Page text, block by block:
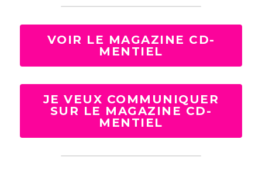
VOIR LE MAGAZINE CD-
MENTIEL
JE VEUX COMMUNIQUER
SUR LE MAGAZINE CD-
MENTIEL